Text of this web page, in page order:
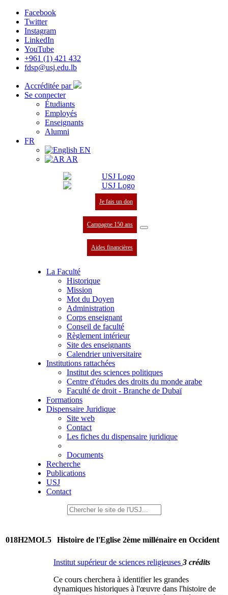
Facebook
Twitter
Instagram
LinkedIn
YouTube
+961 (1) 421 432
fdsp@usj.edu.lb
Accréditée par
Se connecter
Étudiants
Employés
Enseignants
Alumni
FR
EN
AR
Je fais un don
Campagne 150 ans
Aides financières
La Faculté
Historique
Mission
Mot du Doyen
Administration
Corps enseignant
Conseil de faculté
Règlement intérieur
Site des enseignants
Calendrier universitaire
Institutions rattachées
Institut des sciences politiques
Centre d'études des droits du monde arabe
Faculté de droit - Branche de Dubaï
Formations
Dispensaire Juridique
Site web
Contact
Les fiches du dispensaire juridique
Documents
Recherche
Publications
USJ
Contact
018H2MOL5 Histoire de l'Eglise 2ème millénaire en Occident
Institut supérieur de sciences religieuses 3 crédits
Ce cours cherchera à identifier les grandes
dynamiques historiques à l'œuvre dans l'histoire de